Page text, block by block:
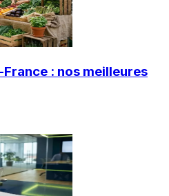
: nos meilleures